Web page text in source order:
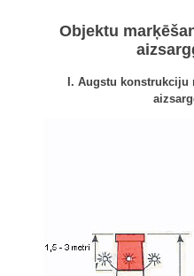
Objektu
I. Augstu konstrukciju